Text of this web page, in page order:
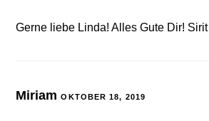
Gerne liebe Linda! Alles Gute Dir! Sirit
Miriam OKTOBER 18, 2019